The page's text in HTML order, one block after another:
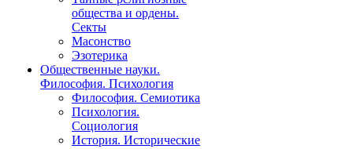
общества и ордены.
Секты
Масонство
Эзотерика
Общественные науки.
Философия. Психология
Философия. Семиотика
Психология.
Социология
История. Исторические